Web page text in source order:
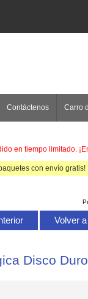
Contáctenos Carro
en tiempo limitado.
con envío gratis!
Volver
Disco